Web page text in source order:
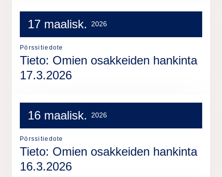
17 maalisk. 2026
Pörssitiedote
Tieto: Omien osakkeiden hankinta
17.3.2026
16 maalisk. 2026
Pörssitiedote
Tieto: Omien osakkeiden hankinta
16.3.2026